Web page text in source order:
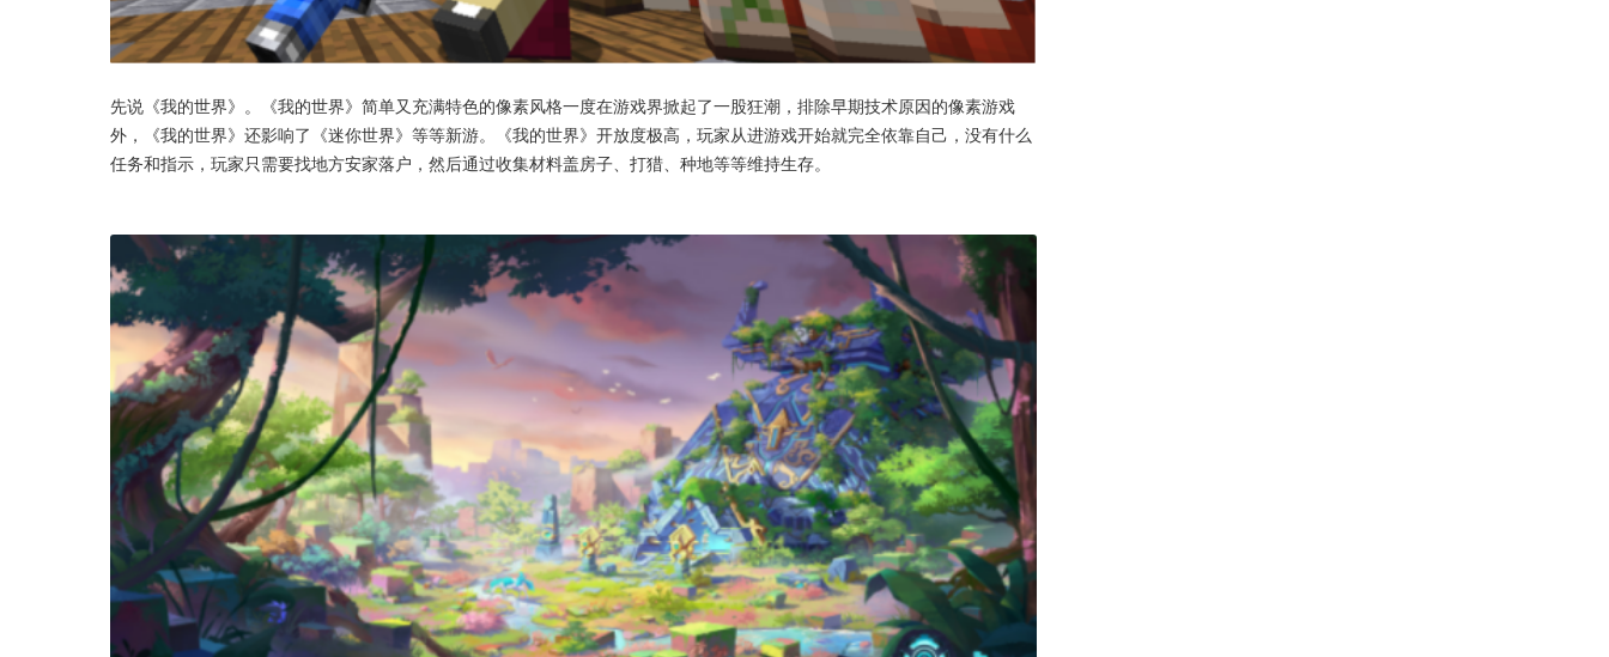
先说《我的世界》。《我的世界》简单又充满特色的像素风格一度在游戏界掀起了一股狂潮，排除早期技术原因的像素游戏
外，《我的世界》还影响了《迷你世界》等等新游。《我的世界》开放度极高，玩家从进游戏开始就完全依靠自己，没有什么
任务和指示，玩家只需要找地方安家落户，然后通过收集材料盖房子、打猎、种地等等维持生存。